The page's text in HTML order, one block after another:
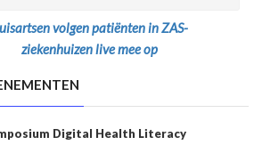
volgen patiënten in ZAS-
ziekenhuizen live mee op
Digital Health Literacy